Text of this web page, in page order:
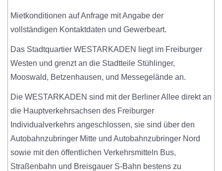
Mietkonditionen auf Anfrage mit Angabe der
vollständigen Kontaktdaten und Gewerbeart.
Das Stadtquartier WESTARKADEN liegt im Freiburger
Westen und grenzt an die Stadtteile Stühlinger,
Mooswald, Betzenhausen, und Messegelände an.
Die WESTARKADEN sind mit der Berliner Allee direkt an
die Hauptverkehrsachsen des Freiburger
Individualverkehrs angeschlossen, sie sind über den
Autobahnzubringer Mitte und Autobahnzubringer Nord
sowie mit den öffentlichen Verkehrsmitteln Bus,
Straßenbahn und Breisgauer S-Bahn bestens zu